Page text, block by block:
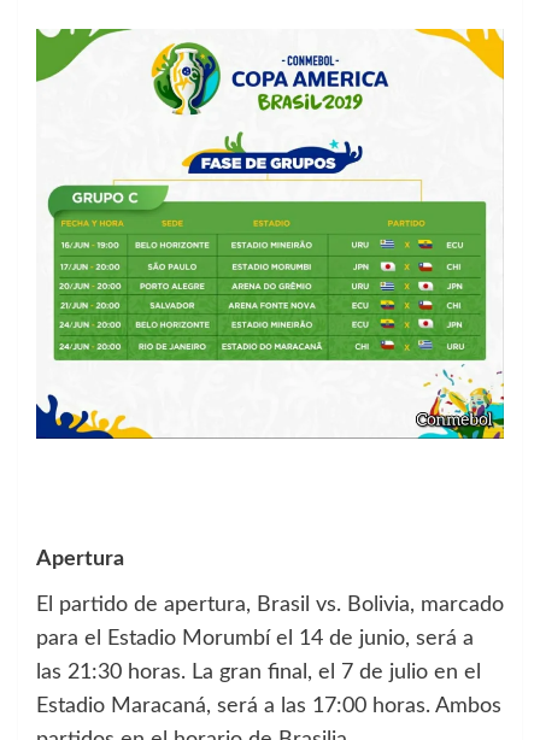
Apertura
El partido de apertura, Brasil vs. Bolivia, marcado
para el Estadio Morumbí el 14 de junio, será a
las 21:30 horas. La gran final, el 7 de julio en el
Estadio Maracaná, será a las 17:00 horas. Ambos